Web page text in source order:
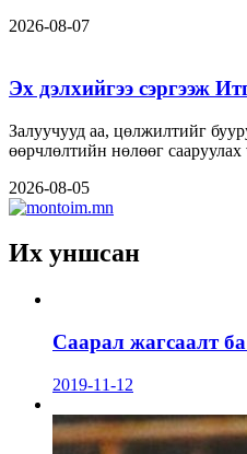
2026-08-07
Эх дэлхийгээ сэргээж
Залуучууд аа, цөлжилтийг
өөрчлөлтийн нөлөөг
2026-08-05
Их уншсан
Саарал жагсаалт
2019-11-12